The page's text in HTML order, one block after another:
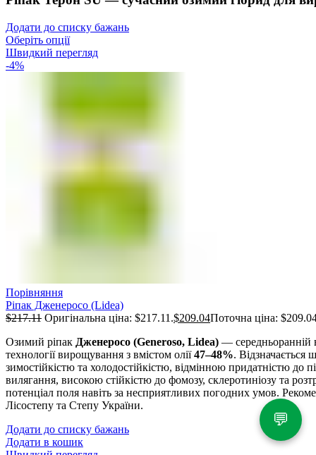
Додати до списку бажань
Оберіть опції
Швидкий перегляд
-4%
Порівняння
Ріпак Дженеросо (Lidea)
$217.11 Оригінальна ціна: $217.11.$209.04Поточна ціна:
Озимий ріпак Дженеросо (Generoso, Lidea) — середньоранній
технології вирощування з вмістом олії47–48%. Відзначається
зимостійкістю та холодостійкістю, відмінною придатністю до
вилягання, високою стійкістю до фомозу, склеротиніозу та
потенціал поля навіть за несприятливих погодних умов.
Лісостепу та Степу України.
Додати до списку бажань
Додати в кошик
💬